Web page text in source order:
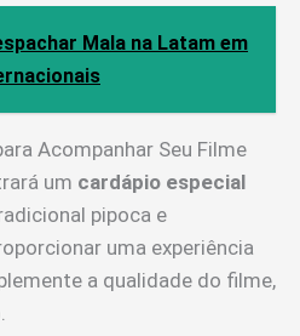
Mala na Latam em
Acompanhar Seu Filme
um cardápio especial
pipoca e
uma experiência
a qualidade do filme,